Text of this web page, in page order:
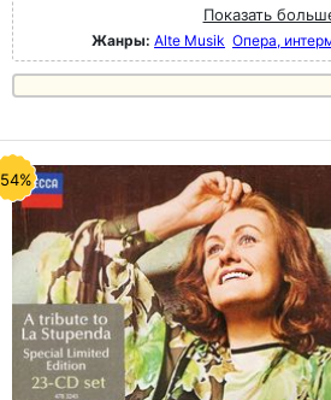
Показать
Жанры: Alte Musik Опера,